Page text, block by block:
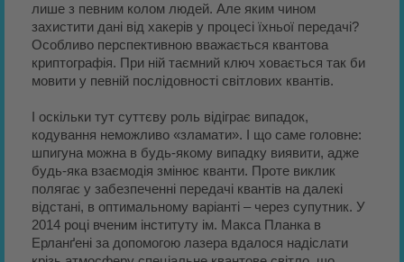
лише з певним колом людей. Але яким чином
захистити дані від хакерів у процесі їхньої передачі?
Особливо перспективною вважається квантова
криптографія. При ній таємний ключ ховається так би
мовити у певній послідовності світлових квантів.
І оскільки тут суттєву роль відіграє випадок,
кодування неможливо «зламати». І що саме головне:
шпигуна можна в будь-якому випадку виявити, адже
будь-яка взаємодія змінює кванти. Проте виклик
полягає у забезпеченні передачі квантів на далекі
відстані, в оптимальному варіанті – через супутник. У
2014 році вченим інституту ім. Макса Планка в
Ерланґені за допомогою лазера вдалося надіслати